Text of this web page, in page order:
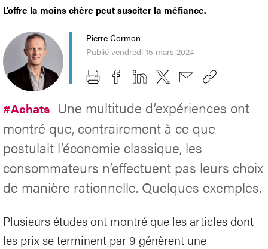
L’offre la moins chère peut susciter la méfiance.
Pierre Cormon
Publié vendredi 15 mars 2024
#Achats Une multitude d’expériences ont
montré que, contrairement à ce que
postulait l’économie classique, les
consommateurs n’effectuent pas leurs choix
de manière rationnelle. Quelques exemples.
Plusieurs études ont montré que les articles dont
les prix se terminent par 9 génèrent une